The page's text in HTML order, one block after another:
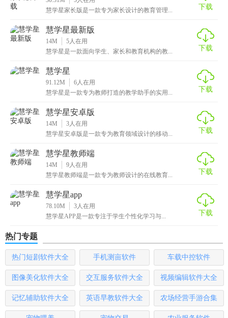
求。
3. 全面成长记录：记录学生成长轨迹，为升学、求职提供有
力支持。
4. 家校共育：加强家校沟通，形成教育合力，共同促进孩子
5. 持续升级：定期更新功能，引入最新教育技术，保持软件
竞争力。
【慧学星测评】
慧学星凭借其强大的功能性和创新性设计，在提升教学质
量、促进学生个性化学习方面表现出色。其智能化、个性化
的一股革新力量。
慧学星家长版是一款专为家长设计的教育管理...
下载
慧学星最新版
14M 5 人在用
慧学星是一款面向学生、家长和教育机构的教...
下载
慧学星
91.12M 6 人在用
慧学星是一款专为教师打造的教学助手的实用...
下载
慧学星安卓版
14M 3 人在用
慧学星安卓版是一款专为教育领域设计的移动...
下载
慧学星教师端
14M 9 人在用
慧学星教师端是一款专为教师设计的在线教育...
下载
慧学星app
78.10M 3 人在用
慧学星APP是一款专注于学生个性化学习与...
下载
热门专题
热门短剧软件大全 手机测亩软件 车载中控软件
图像美化软件大全 交互服务软件大全 视频编辑软件大全
记忆辅助软件大全 英语早教软件大全 农场经营手游合集